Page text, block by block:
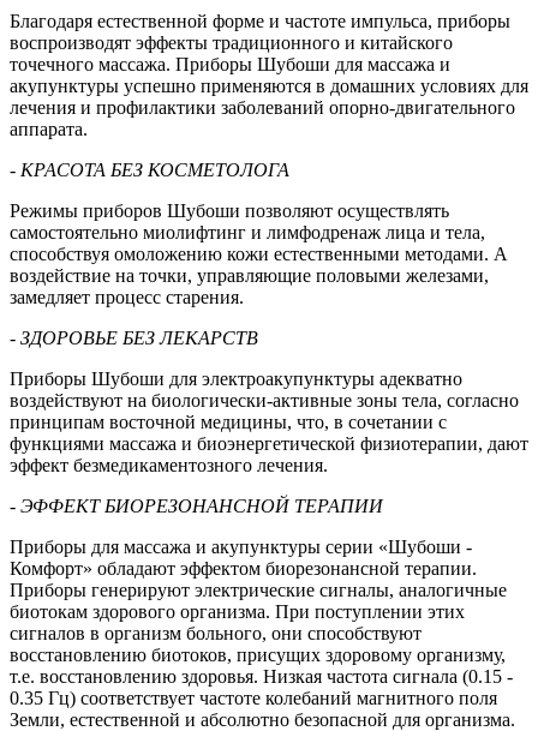
Благодаря естественной форме и частоте импульса, приборы
воспроизводят эффекты традиционного и китайского
точечного массажа. Приборы Шубоши для массажа и
акупунктуры успешно применяются в домашних условиях для
лечения и профилактики заболеваний опорно-двигательного
аппарата.
- КРАСОТА БЕЗ КОСМЕТОЛОГА
Режимы приборов Шубоши позволяют осуществлять
самостоятельно миолифтинг и лимфодренаж лица и тела,
способствуя омоложению кожи естественными методами. А
воздействие на точки, управляющие половыми железами,
замедляет процесс старения.
- ЗДОРОВЬЕ БЕЗ ЛЕКАРСТВ
Приборы Шубоши для электроакупунктуры адекватно
воздействуют на биологически-активные зоны тела, согласно
принципам восточной медицины, что, в сочетании с
функциями массажа и биоэнергетической физиотерапии, дают
эффект безмедикаментозного лечения.
- ЭФФЕКТ БИОРЕЗОНАНСНОЙ ТЕРАПИИ
Приборы для массажа и акупунктуры серии «Шубоши -
Комфорт» обладают эффектом биорезонансной терапии.
Приборы генерируют электрические сигналы, аналогичные
биотокам здорового организма. При поступлении этих
сигналов в организм больного, они способствуют
восстановлению биотоков, присущих здоровому организму,
т.е. восстановлению здоровья. Низкая частота сигнала (0.15 -
0.35 Гц) соответствует частоте колебаний магнитного поля
Земли, естественной и абсолютно безопасной для организма.